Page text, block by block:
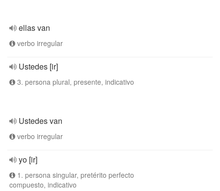
ellas van
verbo irregular
Ustedes [ir]
3. persona plural, presente, indicativo
Ustedes van
verbo irregular
yo [ir]
1. persona singular, pretérito perfecto
compuesto, indicativo